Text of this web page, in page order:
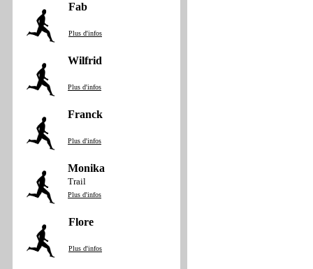
Fab
Plus d'infos
Wilfrid
Plus d'infos
Franck
Plus d'infos
Monika
Trail
Plus d'infos
Flore
Plus d'infos